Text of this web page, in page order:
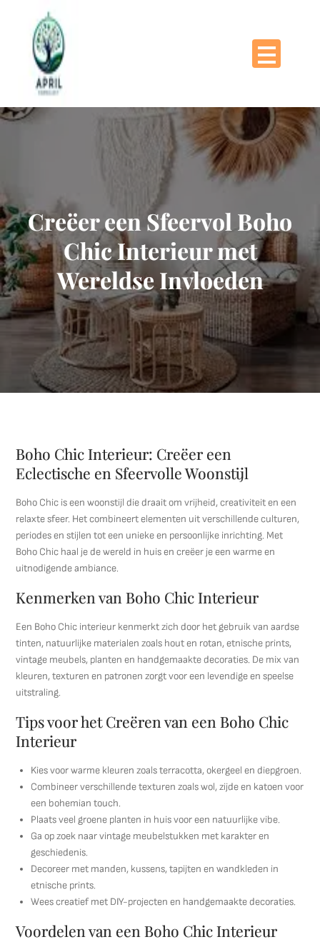
Creëer een Sfeervol Boho
Chic Interieur met
Wereldse Invloeden
Boho Chic Interieur: Creëer een
Eclectische en Sfeervolle Woonstijl
Boho Chic is een woonstijl die draait om vrijheid, creativiteit en een
relaxte sfeer. Het combineert elementen uit verschillende culturen,
periodes en stijlen tot een unieke en persoonlijke inrichting. Met
Boho Chic haal je de wereld in huis en creëer je een warme en
uitnodigende ambiance.
Kenmerken van Boho Chic Interieur
Een Boho Chic interieur kenmerkt zich door het gebruik van aardse
tinten, natuurlijke materialen zoals hout en rotan, etnische prints,
vintage meubels, planten en handgemaakte decoraties. De mix van
kleuren, texturen en patronen zorgt voor een levendige en speelse
uitstraling.
Tips voor het Creëren van een Boho Chic
Interieur
Kies voor warme kleuren zoals terracotta, okergeel en diepgroen.
Combineer verschillende texturen zoals wol, zijde en katoen voor
een bohemian touch.
Plaats veel groene planten in huis voor een natuurlijke vibe.
Ga op zoek naar vintage meubelstukken met karakter en
geschiedenis.
Decoreer met manden, kussens, tapijten en wandkleden in
etnische prints.
Wees creatief met DIY-projecten en handgemaakte decoraties.
Voordelen van een Boho Chic Interieur